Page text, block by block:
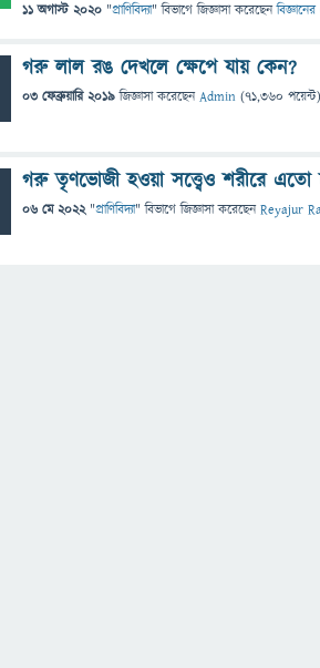
11 অগাস্ট 2020 "প্রাণিবিদ্যা" বিভাগে জিজ্ঞাসাকরেছেন
গরু লাল রঙ দেখলে ক্ষেপে যায় কেন?
03 ফেব্রুয়ারি 2019 জিজ্ঞাসাকরেছেনAdmin (71,360 পয়েন্ট)
গরু তৃণভোজী হওয়া সত্ত্বেও শরীরে এতো
06 মে 2022 "প্রাণিবিদ্যা" বিভাগে জিজ্ঞাসাকরেছেনReyajur